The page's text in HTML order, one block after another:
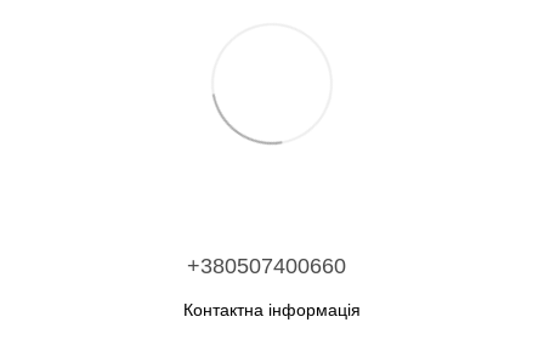
+380507400660
Контактна інформація